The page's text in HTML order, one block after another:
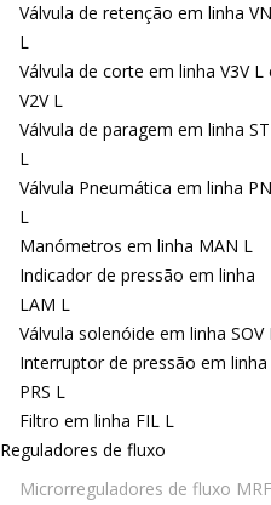
Válvula de retenção em linha
L
Válvula de corte em linha V3V L
V2V L
Válvula de paragem em linha
L
Válvula Pneumática em linha
L
Manómetros em linha MAN L
Indicador de pressão em linha
LAM L
Válvula solenóide em linha SOV
Interruptor de pressão em linha
PRS L
Filtro em linha FIL L
Reguladores de fluxo
Microrreguladores de fluxo MRF